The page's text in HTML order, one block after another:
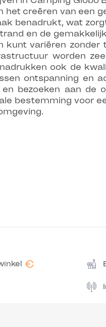
het creëren van een
benadrukt, wat
en de
kunt variëren
worden
ook de
ontspanning en
bezoeken aan de
bestemming voor
€